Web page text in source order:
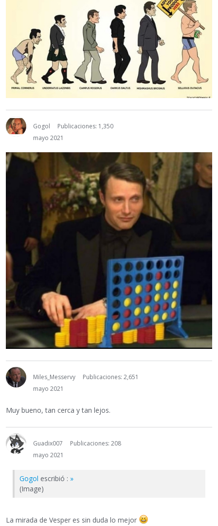
Gogol
Publicaciones: 1,350
mayo 2021
Miles_Messervy
Publicaciones: 2,651
mayo 2021
Muy bueno, tan cerca y tan lejos.
Guadix007
Publicaciones: 208
mayo 2021
Gogol escribió : »
(Image)
La mirada de Vesper es sin duda lo mejor